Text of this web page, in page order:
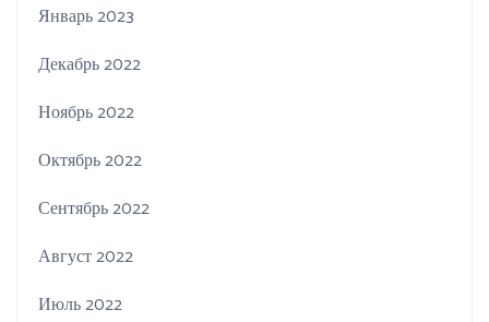
Январь 2023
Декабрь 2022
Ноябрь 2022
Октябрь 2022
Сентябрь 2022
Август 2022
Июль 2022